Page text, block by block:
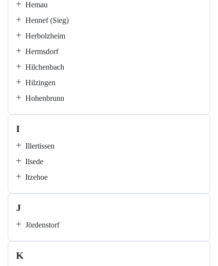
Hemau
Hennef (Sieg)
Herbolzheim
Hermsdorf
Hilchenbach
Hilzingen
Hohenbrunn
I
Illertissen
Ilsede
Itzehoe
J
Jördenstorf
K